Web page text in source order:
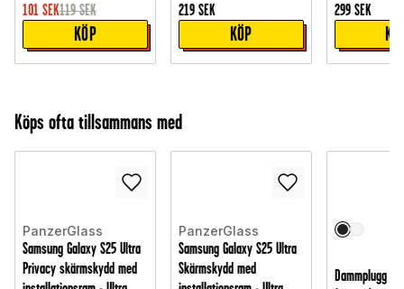
101 SEK119 SEK
KÖP
219 SEK
KÖP
299 SEK
Köps ofta tillsammans med
PanzerGlass
Samsung Galaxy S25 Ultra
Privacy skärmskydd med
PanzerGlass
Samsung Galaxy S25 Ultra
Skärmskydd med
Dammplugg